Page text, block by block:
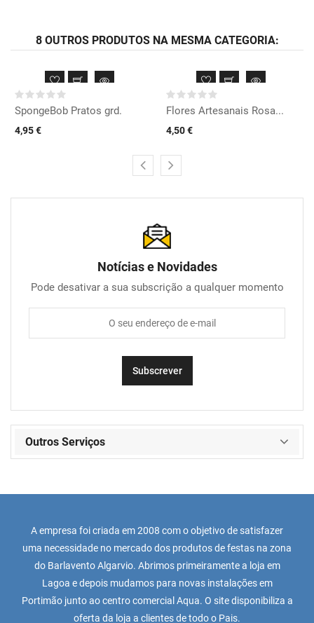
8 OUTROS PRODUTOS NA MESMA CATEGORIA:
SpongeBob Pratos grd.
4,95 €
Flores Artesanais Rosa...
4,50 €
Notícias e Novidades
Pode desativar a sua subscrição a qualquer momento
Outros Serviços
A empresa foi criada em 2008 com o objetivo de satisfazer
uma necessidade no mercado dos produtos de festas na zona
do Barlavento Algarvio. Abrimos primeiramente a loja em
Lagoa e depois mudamos para novas instalações em
Portimão junto ao centro comercial Aqua. O site disponibiliza a
oferta da loja a clientes de todo o Pais.